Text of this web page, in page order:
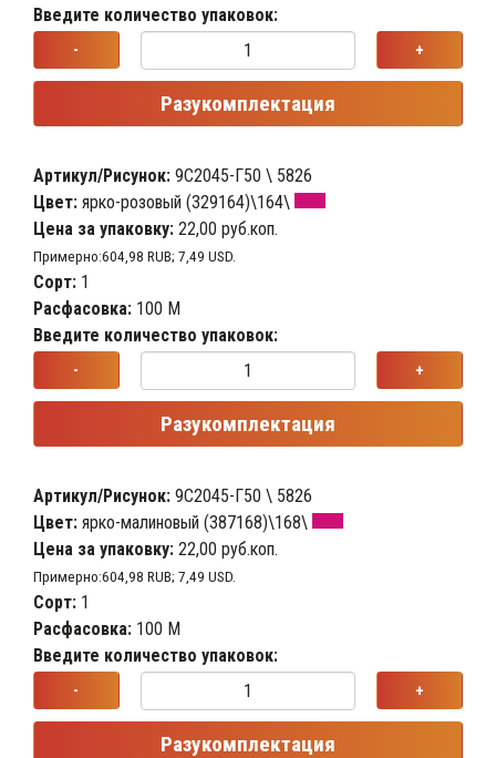
Введите количество упаковок:
- +
Разукомплектация
Артикул/Рисунок: 9С2045-Г50 \ 5826
Цвет: ярко-розовый (329164)\164\
Цена за упаковку: 22,00 руб.коп.
Примерно:604,98 RUB; 7,49 USD.
Сорт: 1
Расфасовка: 100 М
Введите количество упаковок:
- +
Разукомплектация
Артикул/Рисунок: 9С2045-Г50 \ 5826
Цвет: ярко-малиновый (387168)\168\
Цена за упаковку: 22,00 руб.коп.
Примерно:604,98 RUB; 7,49 USD.
Сорт: 1
Расфасовка: 100 М
Введите количество упаковок:
- +
Разукомплектация